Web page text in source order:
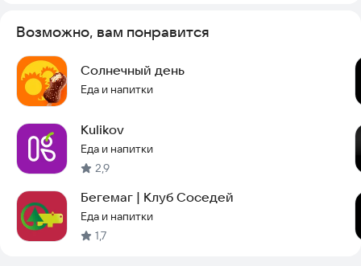
Возможно, вам понравится
Солнечный день
Еда и напитки
Kulikov
Еда и напитки
2,9
Бегемаг | Клуб Соседей
Еда и напитки
1,7